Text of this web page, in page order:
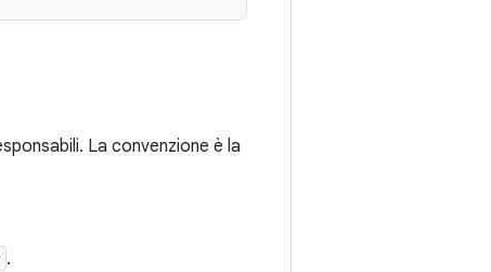
La convenzione è la
.